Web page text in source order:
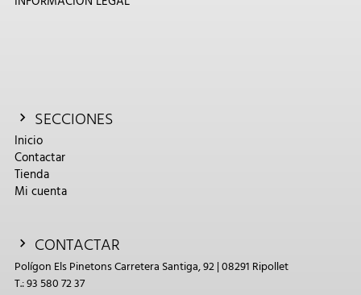
SECCIONES
Inicio
Contactar
Tienda
Mi cuenta
CONTACTAR
Polígon Els Pinetons Carretera Santiga, 92 | 08291 Ripollet
T.: 93 580 72 37